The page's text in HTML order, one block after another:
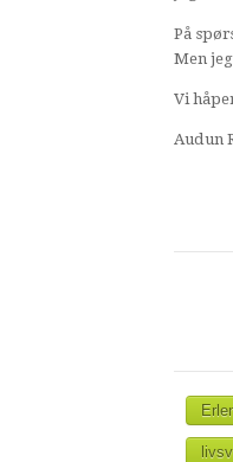
På
Men
Vi
Audun